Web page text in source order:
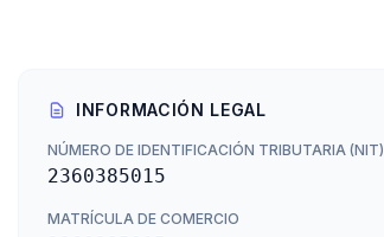
INFORMACIÓN LEGAL
NÚMERO DE IDENTIFICACIÓN TRIBUTARIA (NIT)
2360385015
MATRÍCULA DE COMERCIO